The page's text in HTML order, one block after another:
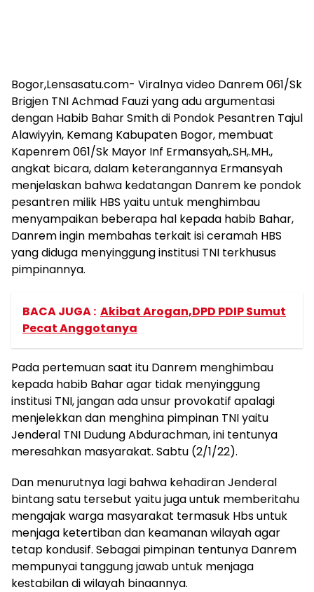
Bogor,Lensasatu.com- Viralnya video Danrem 061/Sk
Brigjen TNI Achmad Fauzi yang adu argumentasi
dengan Habib Bahar Smith di Pondok Pesantren Tajul
Alawiyyin, Kemang Kabupaten Bogor, membuat
Kapenrem 061/Sk Mayor Inf Ermansyah,.SH,.MH.,
angkat bicara, dalam keterangannya Ermansyah
menjelaskan bahwa kedatangan Danrem ke pondok
pesantren milik HBS yaitu untuk menghimbau
menyampaikan beberapa hal kepada habib Bahar,
Danrem ingin membahas terkait isi ceramah HBS
yang diduga menyinggung institusi TNI terkhusus
pimpinannya.
BACA JUGA : Akibat Arogan,DPD PDIP Sumut
Pecat Anggotanya
Pada pertemuan saat itu Danrem menghimbau
kepada habib Bahar agar tidak menyinggung
institusi TNI, jangan ada unsur provokatif apalagi
menjelekkan dan menghina pimpinan TNI yaitu
Jenderal TNI Dudung Abdurachman, ini tentunya
meresahkan masyarakat. Sabtu (2/1/22).
Dan menurutnya lagi bahwa kehadiran Jenderal
bintang satu tersebut yaitu juga untuk memberitahu
mengajak warga masyarakat termasuk Hbs untuk
menjaga ketertiban dan keamanan wilayah agar
tetap kondusif. Sebagai pimpinan tentunya Danrem
mempunyai tanggung jawab untuk menjaga
kestabilan di wilayah binaannya.